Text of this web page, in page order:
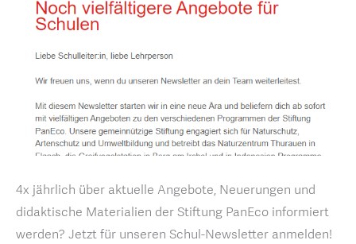
4x jährlich über aktuelle Angebote, Neuerungen und
didaktische Materialien der Stiftung PanEco informiert
werden? Jetzt für unseren Schul-Newsletter anmelden!